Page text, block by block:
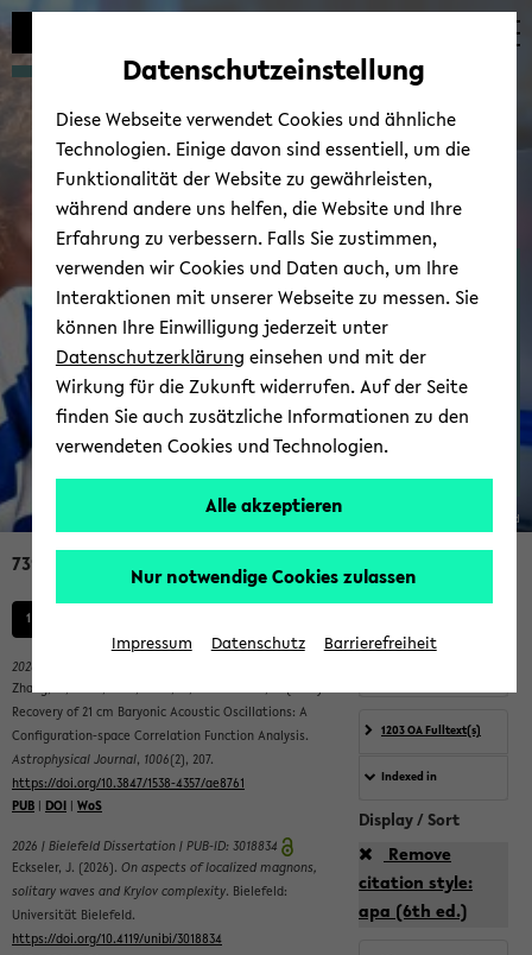
Automatische
vermeiden
zum
wechseln
zum
wechseln
zum
wechseln
Pu­bli­ka­tio­nen
© Uni­ver­si­tät Bie­le­feld
Datenschutzeinstellung
Diese Webseite verwendet Cookies und ähnliche
Technologien. Einige davon sind essentiell, um die
Funktionalität der Website zu gewährleisten,
während andere uns helfen, die Website und Ihre
Erfahrung zu verbessern. Falls Sie zustimmen,
verwenden wir Cookies und Daten auch, um Ihre
Interaktionen mit unserer Webseite zu messen. Sie
können Ihre Einwilligung jederzeit unter
Datenschutzerklärung einsehen und mit der
Wirkung für die Zukunft widerrufen. Auf der Seite
finden Sie auch zusätzliche Informationen zu den
verwendeten Cookies und Technologien.
Alle akzeptieren
Nur notwendige Cookies zulassen
Impressum Datenschutz Barrierefreiheit